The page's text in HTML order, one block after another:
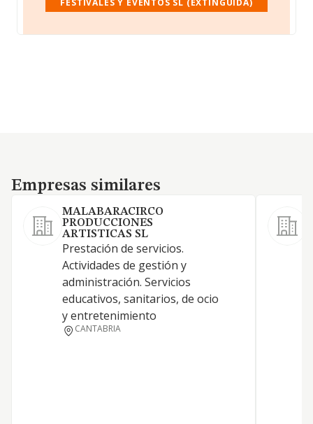
FESTIVALES Y EVENTOS SL (EXTINGUIDA)
Empresas similares
Empresas similares
MALABARACIRCO
PRODUCCIONES
ARTISTICAS SL
Prestación de servicios.
Actividades de gestión y
administración. Servicios
educativos, sanitarios, de ocio
y entretenimiento
CANTABRIA